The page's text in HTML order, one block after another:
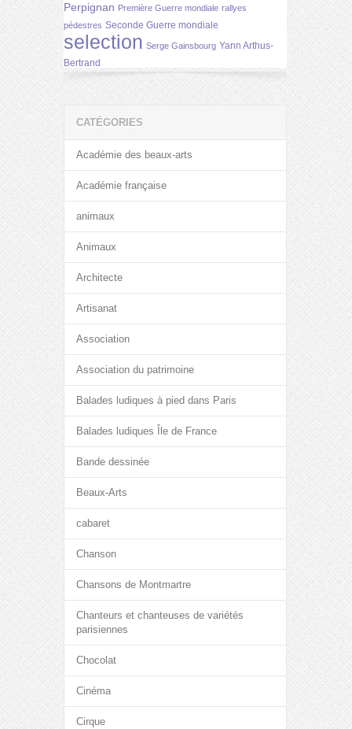
Perpignan Première Guerre mondiale rallyes
pédestres Seconde Guerre mondiale
selection Serge Gainsbourg Yann Arthus-
Bertrand
CATÉGORIES
Académie des beaux-arts
Académie française
animaux
Animaux
Architecte
Artisanat
Association
Association du patrimoine
Balades ludiques à pied dans Paris
Balades ludiques Île de France
Bande dessinée
Beaux-Arts
cabaret
Chanson
Chansons de Montmartre
Chanteurs et chanteuses de variétés
parisiennes
Chocolat
Cinéma
Cirque